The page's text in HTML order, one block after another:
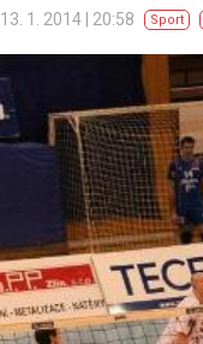
13. 1. 2014 | 20:58 Sport